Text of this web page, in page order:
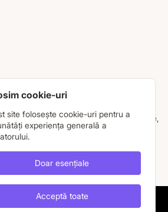
dedicată femeii moderne, active,
și calitatea pieselor
cookie-uri
site folosește cookie-uri pentru a
experiența generală a
Doar esențiale
Acceptă toate